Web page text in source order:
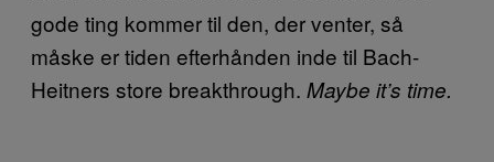
gode ting kommer til den, der venter, så
måske er tiden efterhånden inde til Bach-
Heitners store breakthrough. Maybe it’s time.